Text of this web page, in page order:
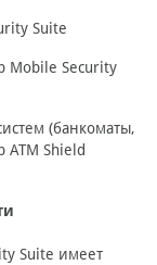
Suite
Mobile Security
(банкоматы,
ATM Shield
Suite имеет